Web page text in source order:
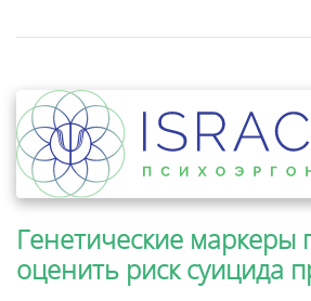
Генетические маркеры
оценить риск суицида